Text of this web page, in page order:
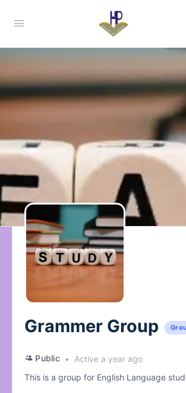
Grammer Group
Public
Active a year ago
This is a group for English Language